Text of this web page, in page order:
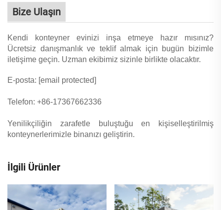
Bize Ulaşın
Kendi konteyner evinizi inşa etmeye hazır mısınız?
Ücretsiz danışmanlık ve teklif almak için bugün bizimle
iletişime geçin. Uzman ekibimiz sizinle birlikte olacaktır.
E-posta: [email protected]
Telefon: +86-17367662336
Yenilikçiliğin zarafetle buluştuğu en kişiselleştirilmiş
konteynerlerimizle binanızı geliştirin.
İlgili Ürünler